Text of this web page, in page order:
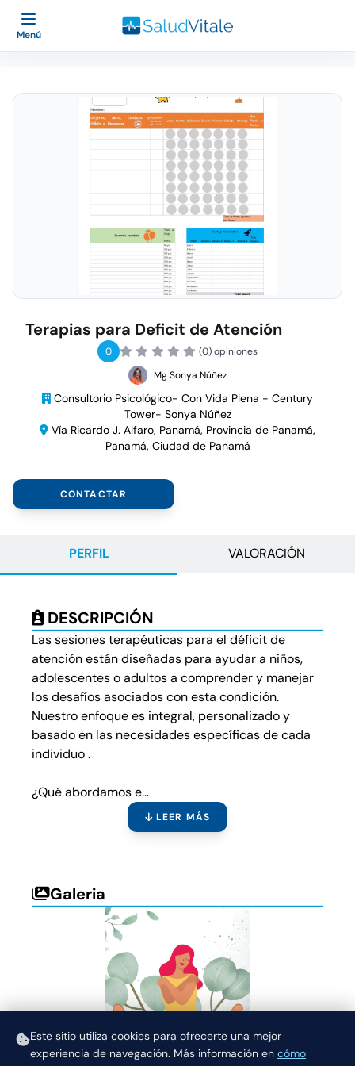
Este sitio utiliza cookies para ofrecerte una mejor
experiencia de navegación. Más información en cómo
Menú
Terapias para Deficit de Atención
0
(0) opiniones
Mg Sonya Núñez
Consultorio Psicológico- Con Vida Plena - Century
Tower- Sonya Núñez
Vía Ricardo J. Alfaro, Panamá, Provincia de Panamá,
Panamá, Ciudad de Panamá
CONTACTAR
PERFIL VALORACIÓN
DESCRIPCIÓN
Las sesiones terapéuticas para el déficit de
atención están diseñadas para ayudar a niños,
adolescentes o adultos a comprender y manejar
los desafíos asociados con esta condición.
Nuestro enfoque es integral, personalizado y
basado en las necesidades específicas de cada
individuo .
¿Qué abordamos e...
LEER MÁS
Galeria